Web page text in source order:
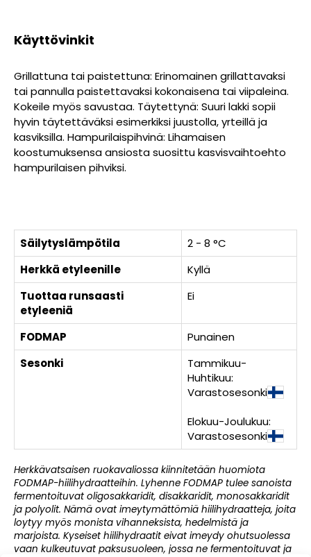
Käyttövinkit
Grillattuna tai paistettuna: Erinomainen grillattavaksi
tai pannulla paistettavaksi kokonaisena tai viipaleina.
Kokeile myös savustaa. Täytettynä: Suuri lakki sopii
hyvin täytettäväksi esimerkiksi juustolla, yrteillä ja
kasviksilla. Hampurilaispihvinä: Lihamaisen
koostumuksensa ansiosta suosittu kasvisvaihtoehto
hampurilaisen pihviksi.
Säilytyslämpötila
2 - 8 °C
Herkkä etyleenille
Kyllä
Tuottaa runsaasti
etyleeniä
Ei
FODMAP
Punainen
Sesonki
Tammikuu-
Huhtikuu:
Varastosesonki
Elokuu-Joulukuu:
Varastosesonki
Herkkävatsaisen ruokavaliossa kiinnitetään huomiota
FODMAP-hiilihydraatteihin. Lyhenne FODMAP tulee sanoista
fermentoituvat oligosakkaridit, disakkaridit, monosakkaridit
ja polyolit. Nämä ovat imeytymättömiä hiilihydraatteja, joita
loytyy myös monista vihanneksista, hedelmistä ja
marjoista. Kyseiset hiilihydraatit eivat imeydy ohutsuolessa
vaan kulkeutuvat paksusuoleen, jossa ne fermentoituvat ja